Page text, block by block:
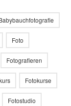
Foto
Fotografieren
Fotokurse
Fotostudio